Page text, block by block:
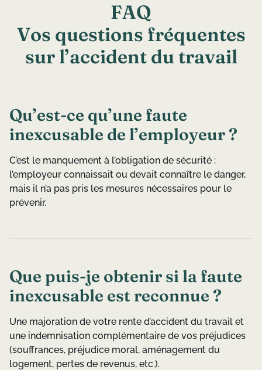
FAQ
Vos questions fréquentes
sur l’accident du travail
Qu’est-ce qu’une faute
inexcusable de l’employeur ?
C’est le manquement à l’obligation de sécurité :
l’employeur connaissait ou devait connaître le danger,
mais il n’a pas pris les mesures nécessaires pour le
prévenir.
Que puis-je obtenir si la faute
inexcusable est reconnue ?
Une majoration de votre rente d’accident du travail et
une indemnisation complémentaire de vos préjudices
(souffrances, préjudice moral, aménagement du
logement, pertes de revenus, etc.).